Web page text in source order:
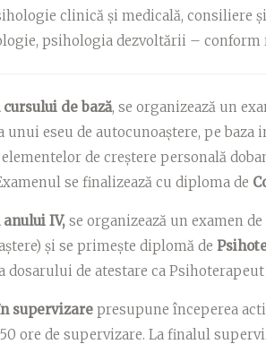
clinică și medicală, consiliere
psihologia dezvoltării –
de bază, se organizează un
unui eseu de autocunoaștere, pe
de creștere personală
se finalizează cu diploma de
IV, se organizează un examen
și se primește diplomă de P
dosarului de atestare ca
n supervizare presupune începerea
ore de supervizare. La finalul